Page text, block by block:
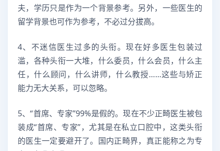
夫，学历只是作为一个背景参考。另外，一些医生的
留学背景也可作为参考，不必过分拔高。
4、不迷信医生过多的头衔。现在好多医生包装过
滥，各种头衔一大堆，什么委员，什么会员，什么主
任，什么顾问，什么讲师，什么教授……这些与矫正
能力无大关系，可以忽略。
5、“首席、专家”99%是假的。现在不少正畸医生被包
装成“首席、专家”，尤其是在私立口腔中，这类头衔
的医生一定要避开了。国内正畸界，真正能称之为专